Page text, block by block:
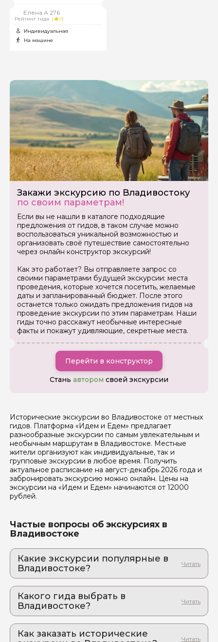
Елена.А 276
Рейтинг гида (
0)
Индивидуальная
На машине
Закажи экскурсию по Владивостоку
по своим параметрам!
Если вы не нашли в каталоге подходящие
предложения от гидов, в таком случае можно
воспользоваться уникальной возможностью и
организовать своё путешествие самостоятельно
через онлайн конструктор экскурсий!
Как это работает? Вы отправляете запрос со
своими параметрами будущей экскурсии: места
проведения, которые хочется посетить, желаемые
даты и запланированный бюджет. После этого
останется только ожидать предложения гидов на
проведение экскурсии по этим параметрам. Наши
гиды точно расскажут необычные интересные
факты и покажут удивляющие, секретные места.
Перейти в конструктор
Стань автором своей экскурсии
Исторические экскурсии во Владивостоке от местных
гидов. Платформа «Идем и Едем» предлагает
разнообразные экскурсии по самым увлекательным и
необычным маршрутам в Владивостоке. Местные
жители организуют как индивидуальные, так и
групповые экскурсии в любое время. Получить
актуальное расписание на август-декабрь 2026 года и
забронировать экскурсию можно онлайн. Цены на
экскурсии на «Идем и Едем» начинаются от 12000
рублей.
Частые вопросы об экскурсиях в
Владивостоке
Какие экскурсии популярные в
Владивостоке?
Открой для себя Дальний восток: от городских
улиц до острова Русский
2. Экскурсия на бухту Стеклянная и Русский
остров
Индивидуальная поездка на авто в красивейшие
Какого гида выбрать в
Владивостоке?
2. Евгения.Б 1000
Как заказать исторические
Задайте свой вопрос гиду
Как вас зовут
Ваша электронная почта
Ваш номер телефона
Вопросы и комментарии
Если у вас есть интересующие вопросы, можете их
Я даю своё согласие на обработку персональных
данных
Отправить